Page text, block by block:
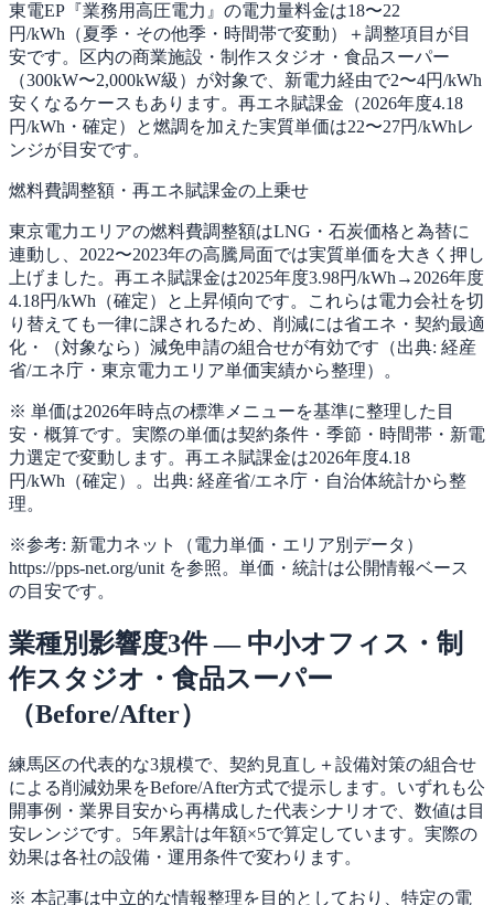
東電EP『業務用高圧電力』の電力量料金は18〜22
円/kWh（夏季・その他季・時間帯で変動）＋調整項目が目
安です。区内の商業施設・制作スタジオ・食品スーパー
（300kW〜2,000kW級）が対象で、新電力経由で2〜4円/kWh
安くなるケースもあります。再エネ賦課金（2026年度4.18
円/kWh・確定）と燃調を加えた実質単価は22〜27円/kWhレ
ンジが目安です。
燃料費調整額・再エネ賦課金の上乗せ
東京電力エリアの燃料費調整額はLNG・石炭価格と為替に
連動し、2022〜2023年の高騰局面では実質単価を大きく押し
上げました。再エネ賦課金は2025年度3.98円/kWh→2026年度
4.18円/kWh（確定）と上昇傾向です。これらは電力会社を切
り替えても一律に課されるため、削減には省エネ・契約最適
化・（対象なら）減免申請の組合せが有効です（出典: 経産
省/エネ庁・東京電力エリア単価実績から整理）。
※ 単価は2026年時点の標準メニューを基準に整理した目
安・概算です。実際の単価は契約条件・季節・時間帯・新電
力選定で変動します。再エネ賦課金は2026年度4.18
円/kWh（確定）。出典: 経産省/エネ庁・自治体統計から整
理。
※参考: 新電力ネット（電力単価・エリア別データ）
https://pps-net.org/unit を参照。単価・統計は公開情報ベース
の目安です。
業種別影響度3件 — 中小オフィス・制
作スタジオ・食品スーパー
（Before/After）
練馬区の代表的な3規模で、契約見直し＋設備対策の組合せ
による削減効果をBefore/After方式で提示します。いずれも公
開事例・業界目安から再構成した代表シナリオで、数値は目
安レンジです。5年累計は年額×5で算定しています。実際の
効果は各社の設備・運用条件で変わります。
※ 本記事は中立的な情報整理を目的としており、特定の電